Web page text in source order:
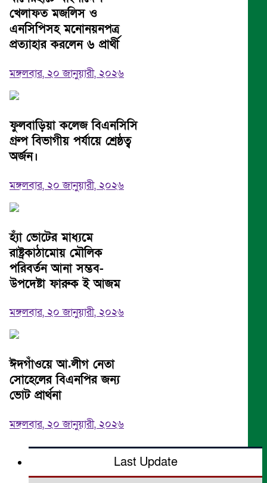
খেলাফত মজলিস ও
এনসিপিসহ মনোনয়নপত্র
প্রত্যাহার করলেন ৬ প্রার্থী
মঙ্গলবার, ২০ জানুয়ারী, ২০২৬
ফুলবাড়িয়া কলেজ বিএনসিসি
গ্রুপ বিভাগীয় পর্যায়ে শ্রেষ্ঠত্ব
অর্জন।
মঙ্গলবার, ২০ জানুয়ারী, ২০২৬
হ্যাঁ ভোটের মাধ্যমে
রাষ্ট্রকাঠামোয় মৌলিক
পরিবর্তন আনা সম্ভব-
উপদেষ্টা ফারুক ই আজম
মঙ্গলবার, ২০ জানুয়ারী, ২০২৬
ঈদগাঁওয়ে আ.লীগ নেতা
সোহেলের বিএনপির জন্য
ভোট প্রার্থনা
মঙ্গলবার, ২০ জানুয়ারী, ২০২৬
Last Update